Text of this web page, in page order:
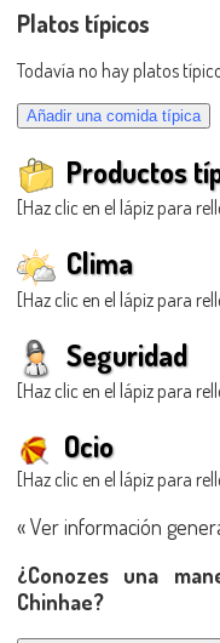
Platos típicos
Todavía no hay platos
Productos
[Haz clic en el lápiz para
Clima
[Haz clic en el lápiz para
Seguridad
[Haz clic en el lápiz para
Ocio
[Haz clic en el lápiz para
« Ver información
¿Conozes una
Chinhae?